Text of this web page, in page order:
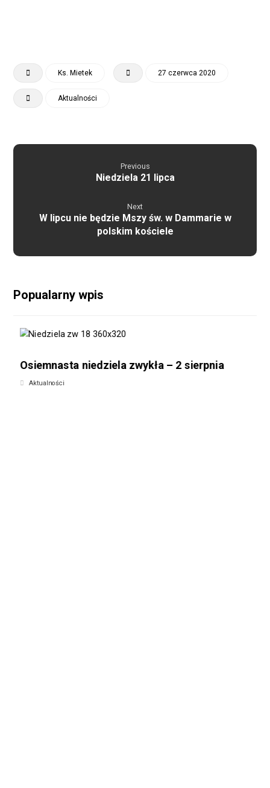
Ks. Mietek 27 czerwca 2020
Aktualności
Previous
Niedziela 21 lipca
Next
W lipcu nie będzie Mszy św. w Dammarie w
polskim kościele
Popualarny wpis
Osiemnasta niedziela zwykła – 2 sierpnia
Aktualności